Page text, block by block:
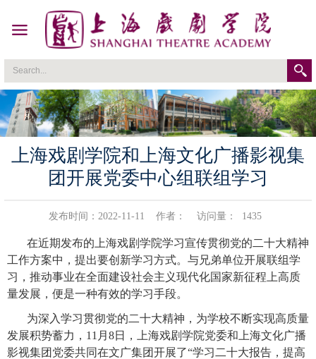
上海戏剧学院和上海文化广播影视集
团开展党委中心组联组学习
发布时间：2022-11-11 作者： 访问量： 1435
在近期发布的上海戏剧学院学习宣传贯彻党的二十大精神
工作方案中，提出要创新学习方式。与兄弟单位开展联组学
习，推动事业在全面建设社会主义现代化国家新征程上高质
量发展，便是一种有效的学习手段。
为深入学习贯彻党的二十大精神，为学校不断实现高质量
发展积势蓄力， 11 月 8日，上海戏剧学院党委和上海文化广播
影视集团党委共同在文广集团开展了“学习二十大报告，提高